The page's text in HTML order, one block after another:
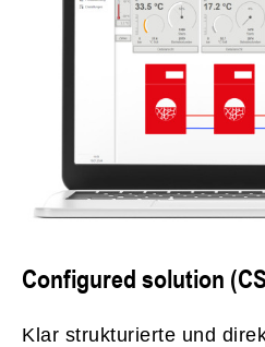
Configured solution
Klar strukturierte und